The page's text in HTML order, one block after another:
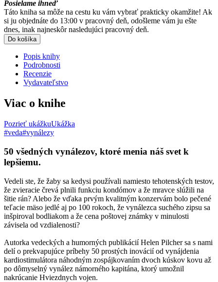
Posielame ihneď
Táto kniha sa môže na cestu ku vám vybrať prakticky okamžite! Ak
si ju objednáte do 13:00 v pracovný deň, odošleme vám ju ešte
dnes, inak najneskôr nasledujúci pracovný deň.
Do košíka
Popis knihy
Podrobnosti
Recenzie
Vydavateľstvo
Viac o knihe
Pozrieť ukážkuUkážka
#veda#vynálezy
50 všedných vynálezov, ktoré menia náš svet k
lepšiemu.
Vedeli ste, že žaby sa kedysi používali namiesto tehotenských testov,
že zvieracie črevá plnili funkciu kondómov a že mravce slúžili na
šitie rán? Alebo že vďaka prvým kvalitným konzervám bolo pečené
teľacie mäso jedlé aj po 100 rokoch, že vynálezca suchého zipsu sa
inšpiroval bodliakom a že cena poštovej známky v minulosti
závisela od vzdialenosti?
Autorka vedeckých a humorných publikácií Helen Pilcher sa s nami
delí o prekvapujúce príbehy 50 prostých inovácií od vynájdenia
kardiostimulátora náhodným zospájkovaním dvoch kúskov kovu až
po dômyselný vynález námorného kapitána, ktorý umožnil
nakrúcanie Hviezdnych vojen.